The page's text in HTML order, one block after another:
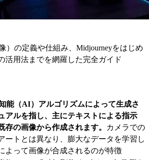
）の定義や仕組み、Midjourneyをはじめ
活用法までを網羅した完全ガイド
能（AI）アルゴリズムによって生成さ
アルを指し、主にテキストによる指示
存の画像から作成されます。
カメラでの
ートとは異なり、膨大なデータを学習し
よって画像が合成されるのが特徴